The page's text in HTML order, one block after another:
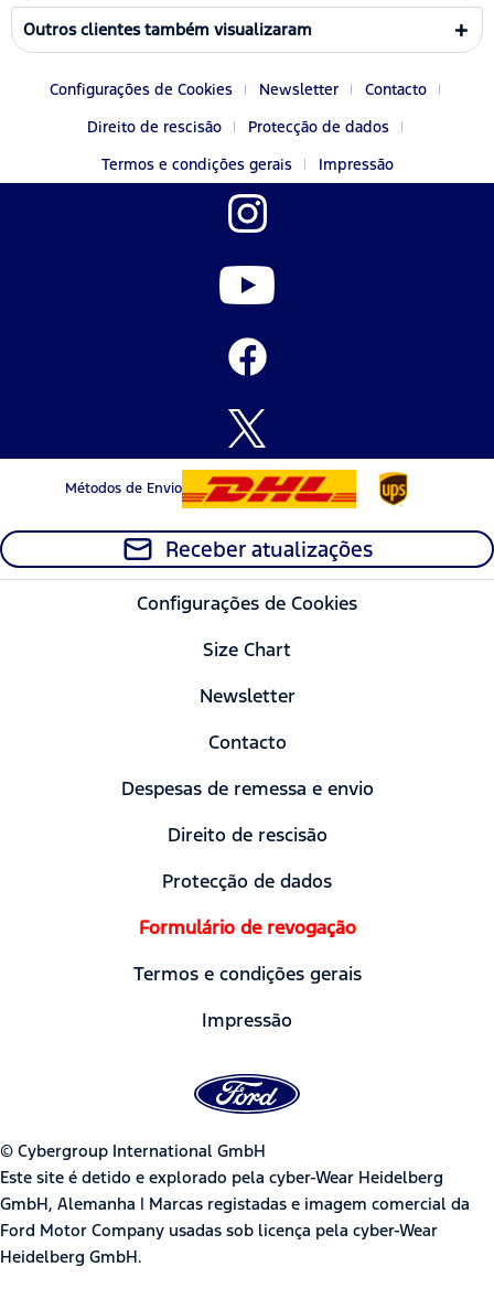
Outros clientes também visualizaram
Configurações de Cookies Newsletter
Contacto
Direito de rescisão
Protecção de dados
Termos e condições gerais
Impressão
Métodos de Envio
Receber atualizações
Configurações de Cookies
Size Chart
Newsletter
Contacto
Despesas de remessa e envio
Direito de rescisão
Protecção de dados
Formulário de revogação
Termos e condições gerais
Impressão
© Cybergroup International GmbH
Este site é detido e explorado pela cyber-Wear Heidelberg
GmbH, Alemanha | Marcas registadas e imagem comercial da
Ford Motor Company usadas sob licença pela cyber-Wear
Heidelberg GmbH.